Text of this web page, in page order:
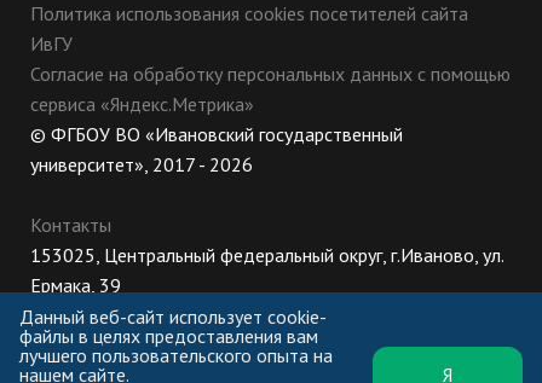
Политика использования cookies посетителей сайта
ИвГУ
Согласие на обработку персональных данных с помощью
сервиса «Яндекс.Метрика»
© ФГБОУ ВО «Ивановский государственный
университет», 2017 - 2026
Контакты
153025, Центральный федеральный округ, г.Иваново, ул.
Ермака, 39
8 (800) 222-56-86 (Приемная комиссия), +7 (4932) 32-62-
10 (Ректорат)
ПН-ЧТ: 8:30-17:00;
Данный веб-сайт использует cookie-
файлы в целях предоставления вам
лучшего пользовательского опыта на
нашем сайте.
Я